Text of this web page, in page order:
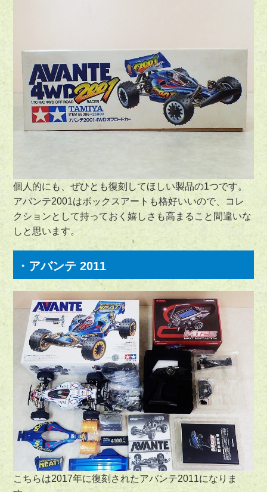
個人的にも、ぜひとも復刻してほしい製品の1つです。
アバンテ2001はボックスアートも格好いいので、コレ
クションとして持っておく嬉しさも高まること間違いな
しと思います。
・アバンテ 2011
こちらは2017年に復刻されたアバンテ2011になりま